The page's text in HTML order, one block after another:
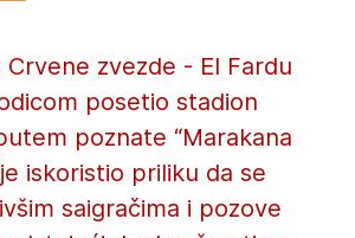
Crvene zvezde - El Fardu
posetio stadion
poznate “Marakana
iskoristio priliku da se
saigračima i pozove